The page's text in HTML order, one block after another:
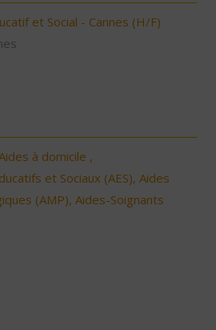
et Social - Cannes (H/F)
à domicile ,
et Sociaux (AES), Aides
(AMP), Aides-Soignants